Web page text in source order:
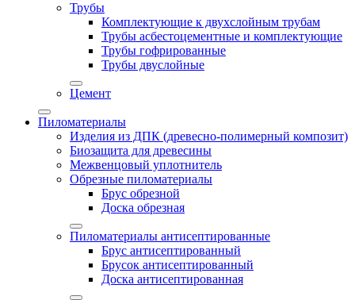
Трубы
Комплектующие к двухслойным трубам
Трубы асбестоцементные и комплектующие
Трубы гофрированные
Трубы двуслойные
Цемент
Пиломатериалы
Изделия из ДПК (древесно-полимерный композит)
Биозащита для древесины
Межвенцовый уплотнитель
Обрезные пиломатериалы
Брус обрезной
Доска обрезная
Пиломатериалы антисептированные
Брус антисептированный
Брусок антисептированный
Доска антисептированная